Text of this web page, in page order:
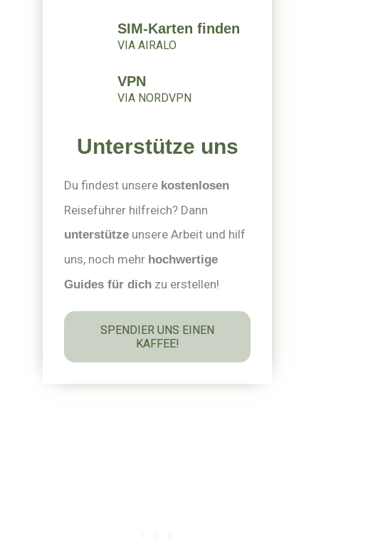
SIM-Karten finden
VIA AIRALO
VPN
VIA NORDVPN
Unterstütze uns
Du findest unsere kostenlosen
Reiseführer hilfreich? Dann
unterstütze unsere Arbeit und hilf
uns, noch mehr hochwertige
Guides für dich zu erstellen!
SPENDIER UNS EINEN
KAFFEE!